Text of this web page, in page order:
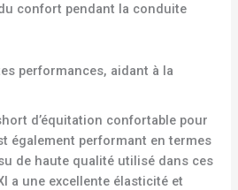
confort pendant la conduite
performances, aidant à la
d’équitation confortable pour
également performant en termes
de haute qualité utilisé dans ces
a une excellente élasticité et